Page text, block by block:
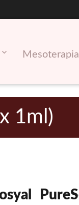
Mesoterapia
1ml)